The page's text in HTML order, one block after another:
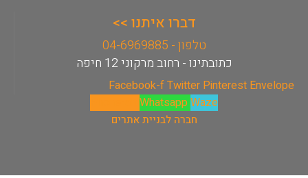
דברו איתנו >>
טלפון - 04-6969885
כתובתינו - רחוב מרקוני 12 חיפה
Facebook-f Twitter Pinterest Envelope
WhatsappWaze
חברה לבניית אתרים